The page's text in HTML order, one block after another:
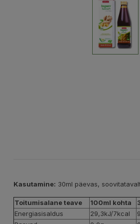
Kasutamine: 30ml päevas,
Toitumisalane teave 100ml kohta
Energiasisaldus
29,3kJ/7kcal